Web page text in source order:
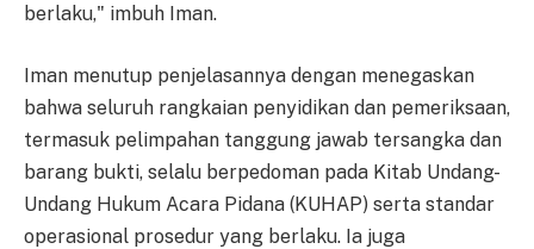
berlaku," imbuh Iman.
Iman menutup penjelasannya dengan menegaskan
bahwa seluruh rangkaian penyidikan dan pemeriksaan,
termasuk pelimpahan tanggung jawab tersangka dan
barang bukti, selalu berpedoman pada Kitab Undang-
Undang Hukum Acara Pidana (KUHAP) serta standar
operasional prosedur yang berlaku. Ia juga